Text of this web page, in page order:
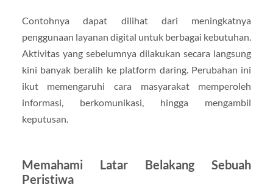
Contohnya dapat dilihat dari meningkatnya
penggunaan layanan digital untuk berbagai kebutuhan.
Aktivitas yang sebelumnya dilakukan secara langsung
kini banyak beralih ke platform daring. Perubahan ini
ikut memengaruhi cara masyarakat memperoleh
informasi, berkomunikasi, hingga mengambil
keputusan.
Memahami Latar Belakang Sebuah
Peristiwa